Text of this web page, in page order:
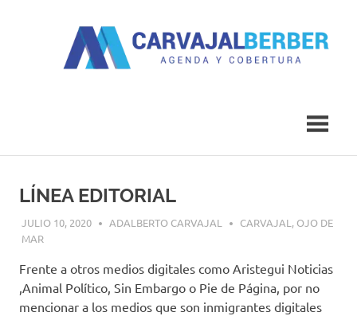
LÍNEA EDITORIAL
JULIO 10, 2020 ADALBERTO CARVAJAL CARVAJAL , OJO DE
MAR
Frente a otros medios digitales como Aristegui Noticias
,Animal Político, Sin Embargo o Pie de Página, por no
mencionar a los medios que son inmigrantes digitales